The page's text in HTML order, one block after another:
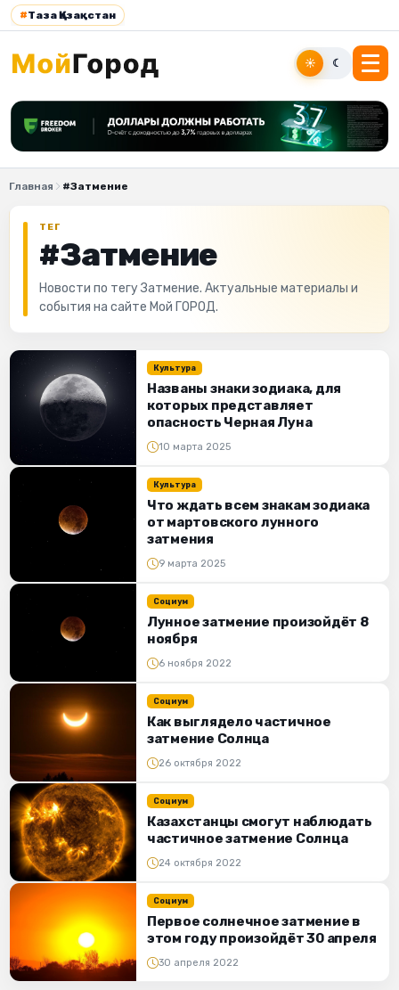
#Таза Қазақстан
☀ ☾
Главная #Затмение
ТЕГ
#Затмение
Новости по тегу Затмение. Актуальные материалы и
события на сайте Мой ГОРОД.
Культура
Названы знаки зодиака, для
которых представляет
опасность Черная Луна
10 марта 2025
Культура
Что ждать всем знакам зодиака
от мартовского лунного
затмения
9 марта 2025
Социум
Лунное затмение произойдёт 8
ноября
6 ноября 2022
Социум
Как выглядело частичное
затмение Солнца
26 октября 2022
Социум
Казахстанцы смогут наблюдать
частичное затмение Солнца
24 октября 2022
Социум
Первое солнечное затмение в
этом году произойдёт 30 апреля
30 апреля 2022